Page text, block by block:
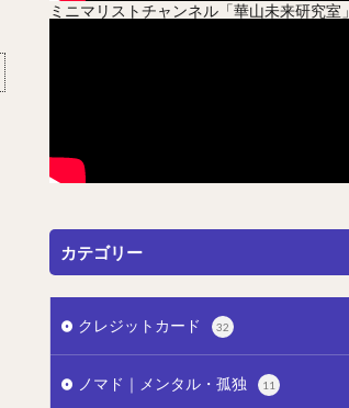
ミニマリストチャンネル「華山未来研究室」
カテゴリー
クレジットカード 32
ノマド｜メンタル・孤独 11